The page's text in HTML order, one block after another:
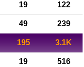
19 122
49 239
195 3.1K
19 516